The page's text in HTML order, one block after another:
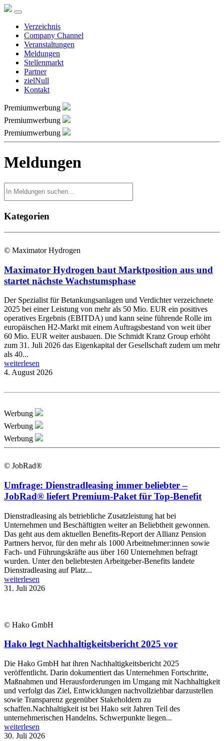
Verzeichnis
Company Channel
Veranstaltungen
Meldungen
Stellenmarkt
Partner
zielNull
Kontakt
Premiumwerbung
Premiumwerbung
Premiumwerbung
Meldungen
Kategorien
© Maximator Hydrogen
Maximator Hydrogen baut Marktposition aus und
startet nächste Wachstumsphase
Der Spezialist für Betankungsanlagen und Verdichter verzeichnete
2025 bei einer Leistung von mehr als 50 Mio. EUR ein positives
operatives Ergebnis (EBITDA) und kann seine führende Rolle im
europäischen H2-Markt mit einem Auftragsbestand von weit über
60 Mio. EUR weiter ausbauen. Die Schmidt Kranz Group erhöht
zum 31. Juli 2026 das Eigenkapital der Gesellschaft zudem um mehr
als 40...
weiterlesen
4. August 2026
Werbung
Werbung
Werbung
© JobRad®
Umfrage: Dienstradleasing immer beliebter –
JobRad® liefert Premium-Paket für Top-Benefit
Dienstradleasing als betriebliche Zusatzleistung hat bei
Unternehmen und Beschäftigten weiter an Beliebtheit gewonnen.
Das geht aus dem aktuellen Benefits-Report der Allianz Pension
Partners hervor, für den mehr als 1000 Arbeitnehmer:innen sowie
Fach- und Führungskräfte aus über 160 Unternehmen befragt
wurden. Unter den beliebtesten Arbeitgeber-Benefits landete
Dienstradleasing auf Platz...
weiterlesen
31. Juli 2026
© Hako GmbH
Hako legt Nachhaltigkeitsbericht 2025 vor
Die Hako GmbH hat ihren Nachhaltigkeitsbericht 2025
veröffentlicht. Darin dokumentiert das Unternehmen Fortschritte,
Maßnahmen und Herausforderungen im Umgang mit Nachhaltigkeit
und verfolgt das Ziel, Entwicklungen nachvollziehbar darzustellen
sowie Transparenz gegenüber Stakeholdern zu
schaffen.Nachhaltigkeit ist bei Hako seit Jahren Teil des
unternehmerischen Handelns. Schwerpunkte liegen...
weiterlesen
30. Juli 2026